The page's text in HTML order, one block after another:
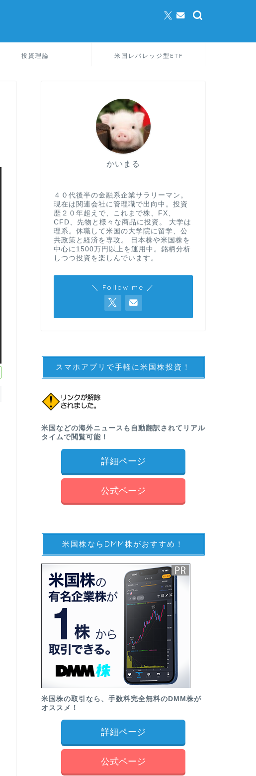
投資理論 米国レバレッジ型ETF
かいまる
４０代後半の金融系企業サラリーマン。
現在は関連会社に管理職で出向中。投資
歴２０年超えで、これまで株、FX、
CFD、先物と様々な商品に投資。 大学は
理系。休職して米国の大学院に留学、公
共政策と経済を専攻。 日本株や米国株を
中心に1500万円以上を運用中。銘柄分析
しつつ投資を楽しんでいます。
＼ Follow me ／
スマホアプリで手軽に米国株投資！
米国などの海外ニュースも自動翻訳されてリアル
タイムで閲覧可能！
詳細ページ
公式ページ
米国株ならDMM株がおすすめ！
米国株の取引なら、手数料完全無料のDMM株が
オススメ！
詳細ページ
公式ページ